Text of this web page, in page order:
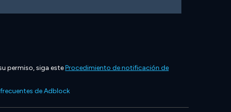
permiso, siga esteProcedimiento de notificación de
de Adblock